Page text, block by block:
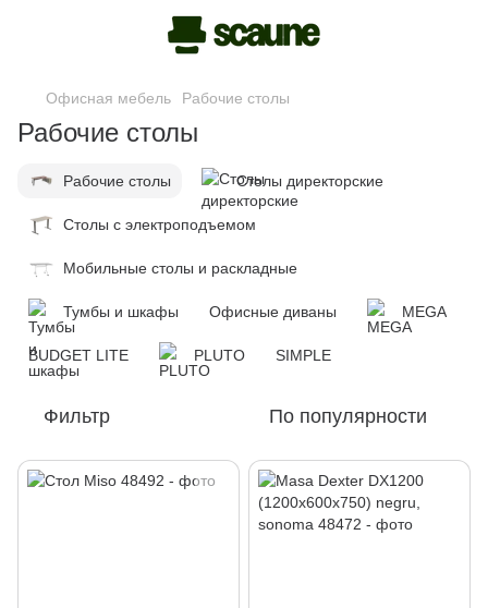
Офисная мебель Рабочие столы
Рабочие столы
Рабочие столы Столы директорские
Столы с электроподъемом
Мобильные столы и раскладные
Тумбы и шкафы Офисные диваны MEGA
BUDGET LITE PLUTO SIMPLE
Фильтр По популярности